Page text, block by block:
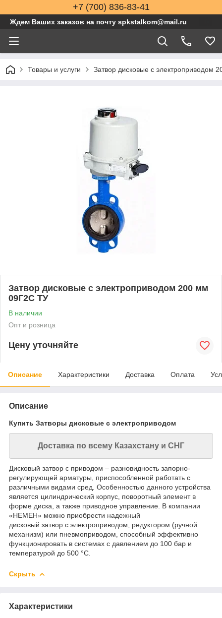
+7 (700) 836-83-41
Ждем Ваших заказов на почту spkstalkom@mail.ru
Товары и услуги Затвор дисковые с электроприводом
Затвор дисковые с электроприводом 200 мм
09Г2С ТУ
В наличии
Опт и розница
Цену уточняйте
Описание Характеристики Доставка Оплата
Описание
Купить Затворы дисковые с электроприводом
Доставка по всему Казахстану и СНГ
Дисковый затвор с приводом – разновидность запорно-
регулирующей арматуры, приспособленной работать с
различными видами сред. Особенностью данного устройства
является цилиндрический корпус, поворотный элемент в
форме диска, а также приводное управление. В компании
«НЕМЕН» можно приобрести надежный
дисковый затвор с электроприводом, редуктором (ручной
механизм) или пневмоприводом, способный эффективно
функционировать в системах с давлением до 100 бар и
температурой до 500 °С.
Скрыть
Характеристики